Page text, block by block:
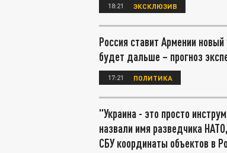
18:21 ЭКСКЛЮЗИВ
Россия ставит Армении
будет дальше – прогноз
17:21 ПОЛИТИКА
"Украина - это просто
назвали имя разведчика
СБУ координаты объектов в